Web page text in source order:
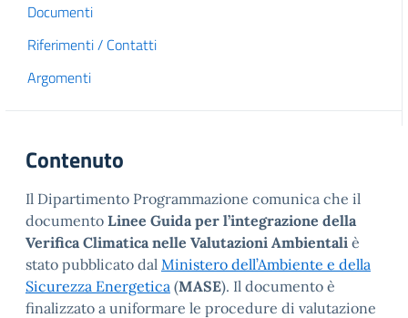
Documenti
Riferimenti / Contatti
Argomenti
Contenuto
Il Dipartimento Programmazione comunica che il
documento Linee Guida per l’integrazione della
Verifica Climatica nelle Valutazioni Ambientali è
stato pubblicato dal Ministero dell’Ambiente e della
Sicurezza Energetica (MASE). Il documento è
finalizzato a uniformare le procedure di valutazione